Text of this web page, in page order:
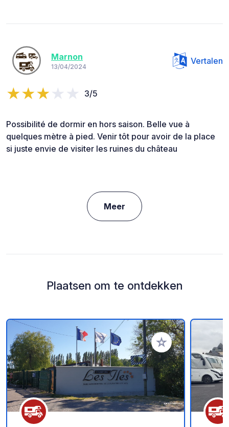
Marnon
13/04/2024
Vertalen
3/5
Possibilité de dormir en hors saison. Belle vue à
quelques mètre à pied. Venir tôt pour avoir de la place
si juste envie de visiter les ruines du château
Meer
Plaatsen om te ontdekken
Voeg toe aan je